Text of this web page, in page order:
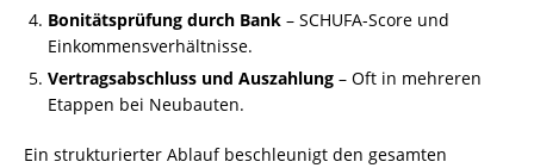
Bonitätsprüfung durch Bank – SCHUFA-Score und
Einkommensverhältnisse.
Vertragsabschluss und Auszahlung – Oft in mehreren
Etappen bei Neubauten.
Ein strukturierter Ablauf beschleunigt den gesamten